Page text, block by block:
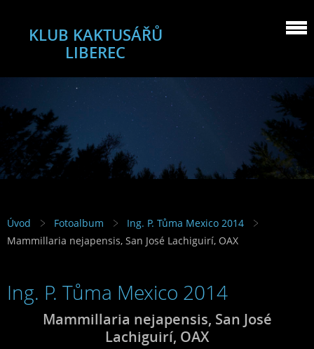
KLUB KAKTUSÁŘŮ
LIBEREC
Úvod Fotoalbum
Ing. P. Tůma Mexico 2014
Mammillaria nejapensis, San José Lachiguirí, OAX
Ing. P. Tůma Mexico 2014
Mammillaria nejapensis, San José
Lachiguirí, OAX